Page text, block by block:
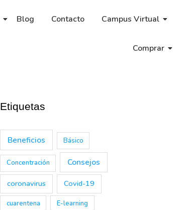
Blog Contacto Campus Virtual
Comprar
Etiquetas
Beneficios Básico
Concentración Consejos
coronavirus Covid-19
cuarentena E-learning